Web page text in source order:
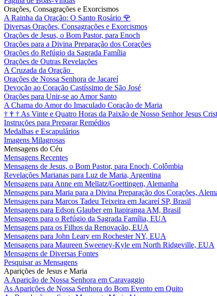
Orações, Consagrações e Exorcismos
A Rainha da Oração: O Santo Rosário 🌹
Diversas Orações, Consagrações e Exorcismos
Orações de Jesus, o Bom Pastor, para Enoch
Orações para a Divina Preparação dos Corações
Orações do Refúgio da Sagrada Família
Orações de Outras Revelações
A Cruzada da Oração
Orações de Nossa Senhora de Jacareí
Devoção ao Coração Castíssimo de São José
Orações para Unir-se ao Amor Santo
A Chama do Amor do Imaculado Coração de Maria
† † † As Vinte e Quatro Horas da Paixão de Nosso Senhor Jesus
Instruções para Preparar Remédios
Medalhas e Escapulários
Imagens Milagrosas
Mensagens do Céu
Mensagens Recentes
Mensagens de Jesus, o Bom Pastor, para Enoch, Colômbia
Revelações Marianas para Luz de Maria, Argentina
Mensagens para Anne em Mellatz/Goettingen, Alemanha
Mensagens para Maria para a Divina Preparação dos Corações,
Mensagens para Marcos Tadeu Teixeira em Jacareí SP, Brasil
Mensagens para Edson Glauber em Itapiranga AM, Brasil
Mensagens para o Refúgio da Sagrada Família, EUA
Mensagens para os Filhos da Renovação, EUA
Mensagens para John Leary em Rochester NY, EUA
Mensagens para Maureen Sweeney-Kyle em North Ridgeville, EUA
Mensagens de Diversas Fontes
Pesquisar as Mensagens
Aparições de Jesus e Maria
A Aparição de Nossa Senhora em Caravaggio
As Aparições de Nossa Senhora do Bom Evento em Quito